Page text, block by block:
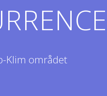
Klim området